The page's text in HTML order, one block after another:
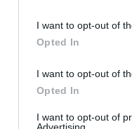
I want to opt-out of
Opted In
I want to opt-out of
Opted In
I want to opt-out of
Advertising.